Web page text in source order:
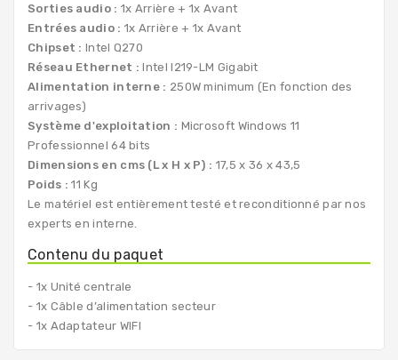
Sorties audio : 1x Arrière + 1x Avant
Entrées audio : 1x Arrière + 1x Avant
Chipset : Intel Q270
Réseau Ethernet :Intel I219-LM Gigabit
Alimentation interne : 250W minimum (En fonction des
arrivages)
Système d'exploitation : Microsoft Windows 11
Professionnel 64 bits
Dimensions en cms (L x H x P) : 17,5 x 36 x 43,5
Poids :11 Kg
Le matériel est entièrement testé et reconditionné par nos
experts en interne.
Contenu du paquet
- 1x Unité centrale
- 1x Câble d’alimentation secteur
- 1x Adaptateur WIFI